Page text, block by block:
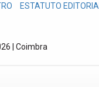
ESTATUTO EDITORIAL
| Coimbra